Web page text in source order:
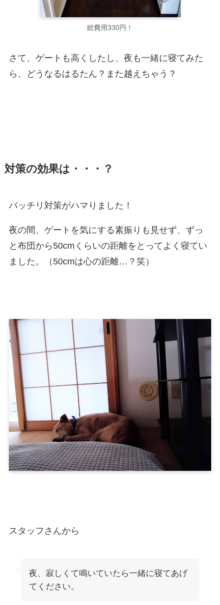
総費用330円！
さて、ゲートも高くしたし、夜も一緒に寝てみた
ら、どうなるはるたん？また越えちゃう？
対策の効果は・・・？
バッチリ対策がハマりました！
夜の間、ゲートを気にする素振りも見せず、ずっ
と布団から50cmくらいの距離をとってよく寝てい
ました。（50cmは心の距離…？笑）
スタッフさんから
夜、寂しくて鳴いていたら一緒に寝てあげ
てください。